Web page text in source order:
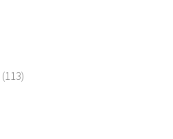
(113)